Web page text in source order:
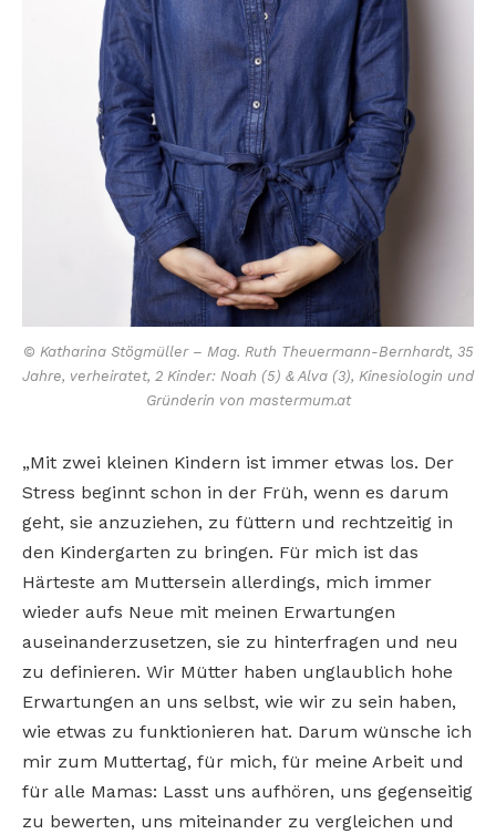
© Katharina Stögmüller – Mag. Ruth Theuermann-Bernhardt, 35
Jahre, verheiratet, 2 Kinder: Noah (5) & Alva (3), Kinesiologin und
Gründerin von mastermum.at
„Mit zwei kleinen Kindern ist immer etwas los. Der
Stress beginnt schon in der Früh, wenn es darum
geht, sie anzuziehen, zu füttern und rechtzeitig in
den Kindergarten zu bringen. Für mich ist das
Härteste am Muttersein allerdings, mich immer
wieder aufs Neue mit meinen Erwartungen
auseinanderzusetzen, sie zu hinterfragen und neu
zu definieren. Wir Mütter haben unglaublich hohe
Erwartungen an uns selbst, wie wir zu sein haben,
wie etwas zu funktionieren hat. Darum wünsche ich
mir zum Muttertag, für mich, für meine Arbeit und
für alle Mamas: Lasst uns aufhören, uns gegenseitig
zu bewerten, uns miteinander zu vergleichen und